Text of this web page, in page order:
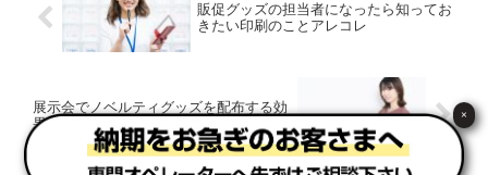
販促グッズの担当者になったら知ってお
きたい印刷のことアレコレ
展示会でノベルティグッズを配布する効
果を論じてみる！
×